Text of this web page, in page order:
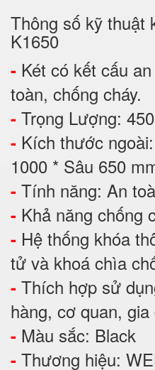
Thông số kỹ thuật
K1650
- Két có kết cấu
toàn, chống cháy.
- Trọng Lượng:
- Kích thước
1000 * Sâu 650
- Tính năng: An
- Khả năng chống
- Hệ thống khóa
tử và khoá chìa
- Thích hợp sử
hàng, cơ quan,
- Màu sắc: Black
- Thương hiệu: